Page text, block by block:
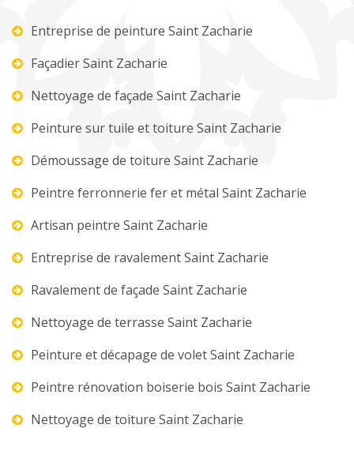
Entreprise de peinture Saint Zacharie
Façadier Saint Zacharie
Nettoyage de façade Saint Zacharie
Peinture sur tuile et toiture Saint Zacharie
Démoussage de toiture Saint Zacharie
Peintre ferronnerie fer et métal Saint Zacharie
Artisan peintre Saint Zacharie
Entreprise de ravalement Saint Zacharie
Ravalement de façade Saint Zacharie
Nettoyage de terrasse Saint Zacharie
Peinture et décapage de volet Saint Zacharie
Peintre rénovation boiserie bois Saint Zacharie
Nettoyage de toiture Saint Zacharie